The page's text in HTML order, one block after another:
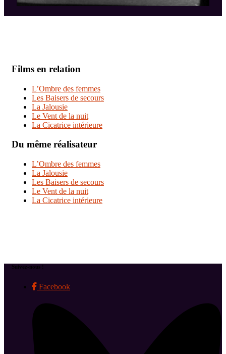
Films en relation
L’Ombre des femmes
Les Baisers de secours
La Jalousie
Le Vent de la nuit
La Cicatrice intérieure
Du même réalisateur
L’Ombre des femmes
La Jalousie
Les Baisers de secours
Le Vent de la nuit
La Cicatrice intérieure
Suivez-nous !
Facebook